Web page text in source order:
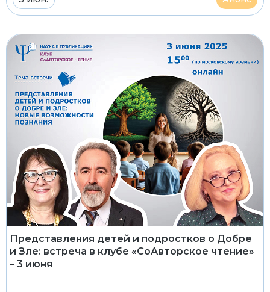
Представления детей и подростков о Добре
и Зле: встреча в клубе «СоАвторское чтение»
– 3 июня